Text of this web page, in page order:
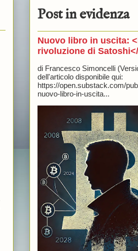
Post in evidenza
Nuovo libro in uscita:
rivoluzione di
di Francesco Simoncelli
dell'articolo disponibile qui:
https://open.substack.com/
nuovo-libro-in-uscita...